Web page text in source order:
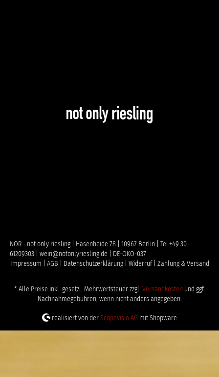
NOR - not only riesling | Hasenheide 78 | 10967 Berlin | Tel.+49 30
61209303 | wein@notonlyriesling.de | DE-ÖKO-037
Impressum | AGB | Datenschutzerklärung | Widerruf | Zahlung & Versand
* Alle Preise inkl. gesetzl. Mehrwertsteuer zzgl. Versandkosten und ggf.
Nachnahmegebühren, wenn nicht anders angegeben.
realisiert von derScopevisio AG mit Shopware